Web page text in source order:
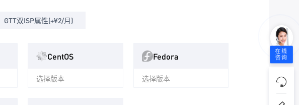
GTT双ISP属性(+¥2/月)
CentOS
选择版本
Fedora
选择版本
在线
咨询